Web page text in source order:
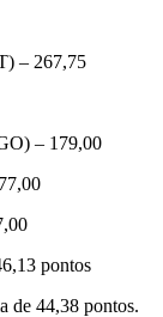
– 267,75
– 179,00
pontos
de 44,38 pontos.